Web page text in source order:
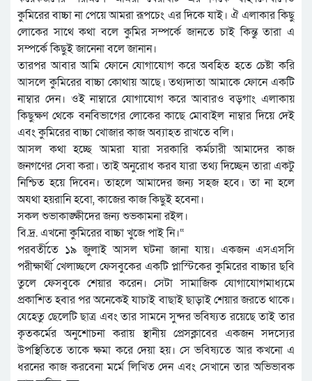
কুমিরের বাচ্চা না পেয়ে আমরা রূপচেং এর দিকে যাই। ঐ এলাকার কিছু
লোকের সাথে কথা বলে কুমির সম্পর্কে জানতে চাই কিন্তু তারা এ
সম্পর্কে কিছুই জানেনা বলে জানান।
তারপর আবার আমি ফোনে যোগাযোগ করে অবহিত হতে চেষ্টা করি
আসলে কুমিরের বাচ্চা কোথায় আছে। তথ্যদাতা আমাকে ফোনে একটি
নাম্বার দেন। ওই নাম্বারে যোগাযোগ করে আবারও বড়গাং এলাকায়
কিছুক্ষণ থেকে বনবিভাগের লোকের কাছে মোবাইল নাম্বার দিয়ে দেই
এবং কুমিরের বাচ্চা খোজার কাজ অব্যাহত রাখতে বলি।
আসল কথা হচ্ছে আমরা যারা সরকারি কর্মচারী আমাদের কাজ
জনগণের সেবা করা। তাই অনুরোধ করব যারা তথ্য দিচ্ছেন তারা একটু
নিশ্চিত হয়ে দিবেন। তাহলে আমাদের জন্য সহজ হবে। তা না হলে
অযথা হয়রানি হবো, কাজের কাজ কিছুই হবেনা।
সকল শুভাকাঙ্ক্ষীদের জন্য শুভকামনা রইল।
বি.দ্র. এখনো কুমিরের বাচ্চা খুজে পাই নি।“
পরবর্তীতে ১৯ জুলাই আসল ঘটনা জানা যায়। একজন এসএসসি
পরীক্ষার্থী খেলাচ্ছলে ফেসবুকের একটি প্লাস্টিকের কুমিরের বাচ্চার ছবি
তুলে ফেসবুকে শেয়ার করেন। সেটা সামাজিক যোগাযোগমাধ্যমে
প্রকাশিত হবার পর অনেকেই যাচাই বাছাই ছাড়াই শেয়ার জরতে থাকে।
যেহেতু ছেলেটি ছাত্র এবং তার সামনে সুন্দর ভবিষ্যত রয়েছে তাই তার
কৃতকর্মের অনুশোচনা করায় স্থানীয় প্রেসক্লাবের একজন সদস্যের
উপস্থিতিতে তাকে ক্ষমা করে দেয়া হয়। সে ভবিষ্যতে আর কখনো এ
ধরনের কাজ করবেনা মর্মে লিখিত দেন এবং সেখানে তার অভিভাবক